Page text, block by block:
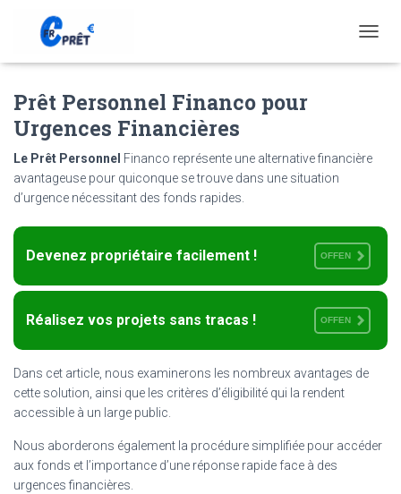
O
A
T
I
O
Prêt Personnel Financo pour
Urgences Financières
Le Prêt Personnel Financo représente une alternative financière
avantageuse pour quiconque se trouve dans une situation
d’urgence nécessitant des fonds rapides.
Devenez propriétaire facilement ! OFFEN
Réalisez vos projets sans tracas ! OFFEN
Dans cet article, nous examinerons les nombreux avantages de
cette solution, ainsi que les critères d’éligibilité qui la rendent
accessible à un large public.
Nous aborderons également la procédure simplifiée pour accéder
aux fonds et l’importance d’une réponse rapide face à des
urgences financières.